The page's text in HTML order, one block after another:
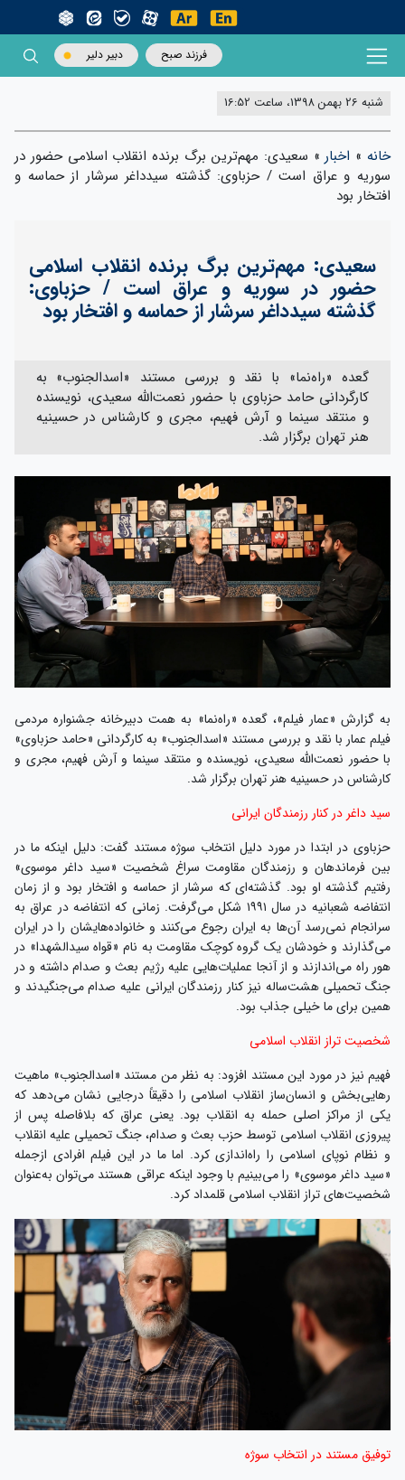
فرزند صبح دبیر دلیر
شنبه 26 بهمن 1398، ساعت 16:52
خانه» اخبار » سعیدی: مهم‌ترین برگ برنده‌ انقلاب اسلامی حضور در
سوریه و عراق است / حزباوی: گذشته سیدداغر سرشار از حماسه و
افتخار بود
سعیدی: مهم‌ترین برگ برنده‌ انقلاب اسلامی
حضور در سوریه و عراق است / حزباوی:
گذشته سیدداغر سرشار از حماسه و افتخار بود
گعده «راه‌نما» با نقد و بررسی مستند «اسدالجنوب» به
کارگردانی حامد حزباوی با حضور نعمت‌الله سعیدی، نویسنده
و منتقد سینما و آرش فهیم، مجری و کارشناس در حسینیه
هنر تهران برگزار شد.
به گزارش «عمار فیلم»، گعده «راه‌نما» به همت دبیرخانه جشنواره مردمی
فیلم عمار با نقد و بررسی مستند «اسدالجنوب» به کارگردانی «حامد حزباوی»
با حضور نعمت‌الله سعیدی، نویسنده و منتقد سینما و آرش فهیم، مجری و
کارشناس در حسینیه هنر تهران برگزار شد.
سید داغر در کنار رزمندگان ایرانی
حزباوی در ابتدا در مورد دلیل انتخاب سوژه مستند گفت: دلیل اینکه ما در
بین فرماندهان و رزمندگان مقاومت سراغ شخصیت «سید داغر موسوی»
رفتیم گذشته‌ او بود. گذشته‌ای که سرشار از حماسه و افتخار بود و از زمان
انتفاضه شعبانیه در سال ۱۹۹۱ شکل می‌گرفت. زمانی که انتفاضه در عراق به
سرانجام نمی‌رسد آن‌ها به ایران رجوع می‌کنند و خانواده‌هایشان را در ایران
می‌گذارند و خودشان یک گروه کوچک مقاومت به نام «قواه سیدالشهدا» در
هور راه می‌اندازند و از آنجا عملیات‌هایی علیه رژیم بعث و صدام داشته‌ و در
جنگ تحمیلی هشت‌ساله نیز کنار رزمندگان ایرانی علیه صدام می‌جنگیدند و
همین برای ما خیلی جذاب بود.
شخصیت تراز انقلاب اسلامی
فهیم نیز در مورد این مستند افزود: به نظر من مستند «اسدالجنوب» ماهیت
رهایی‌بخش و انسان‌ساز انقلاب اسلامی را دقیقاً درجایی نشان می‌دهد که
یکی از مراکز اصلی حمله به انقلاب بود. یعنی عراق که بلافاصله پس از
پیروزی انقلاب اسلامی توسط حزب بعث و صدام، جنگ تحمیلی علیه انقلاب
و نظام نوپای اسلامی را راه‌اندازی کرد. اما ما در این فیلم افرادی ازجمله
«سید داغر موسوی» را می‌بینیم با وجود اینکه عراقی هستند می‌توان به‌عنوان
شخصیت‌های تراز انقلاب اسلامی قلمداد کرد.
توفیق مستند در انتخاب سوژه